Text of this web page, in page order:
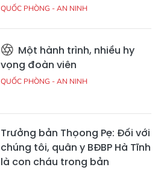
QUỐC PHÒNG - AN NINH
Một hành trình, nhiều hy
vọng đoàn viên
QUỐC PHÒNG - AN NINH
Trưởng bản Thọong Pẹ: Đối với
chúng tôi, quân y BĐBP Hà Tĩnh
là con cháu trong bản